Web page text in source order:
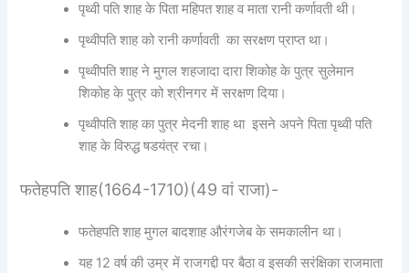
पृथ्वी पति शाह के पिता महिपत शाह व माता रानी कर्णावती थी।
पृथ्वीपति शाह को रानी कर्णावती का सरक्षण प्राप्त था।
पृथ्वीपति शाह ने मुगल शहजादा दारा शिकोह के पुत्र सुलेमान
शिकोह के पुत्र को श्रीनगर में सरक्षण दिया।
पृथ्वीपति शाह का पुत्र मेदनी शाह था इसने अपने पिता पृथ्वी पति
शाह के विरुद्ध षडयंत्र रचा।
फतेहपति शाह(1664-1710)(49 वां राजा)-
फतेहपति शाह मुगल बादशाह औरंगजेब के समकालीन था।
यह 12 वर्ष की उम्र में राजगद्दी पर बैठा व इसकी सरंक्षिका राजमाता